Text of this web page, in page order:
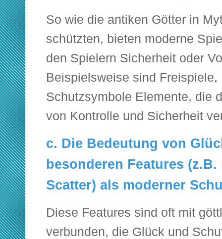
So wie die antiken Götter in
schützten, bieten moderne
den Spielern Sicherheit oder
Beispielsweise sind
Schutzsymbole Elemente, die
von Kontrolle und Sicherheit
c. Die Bedeutung von
besonderen Features
Scatter) als moderner
Diese Features sind oft mit
verbunden, die Glück und